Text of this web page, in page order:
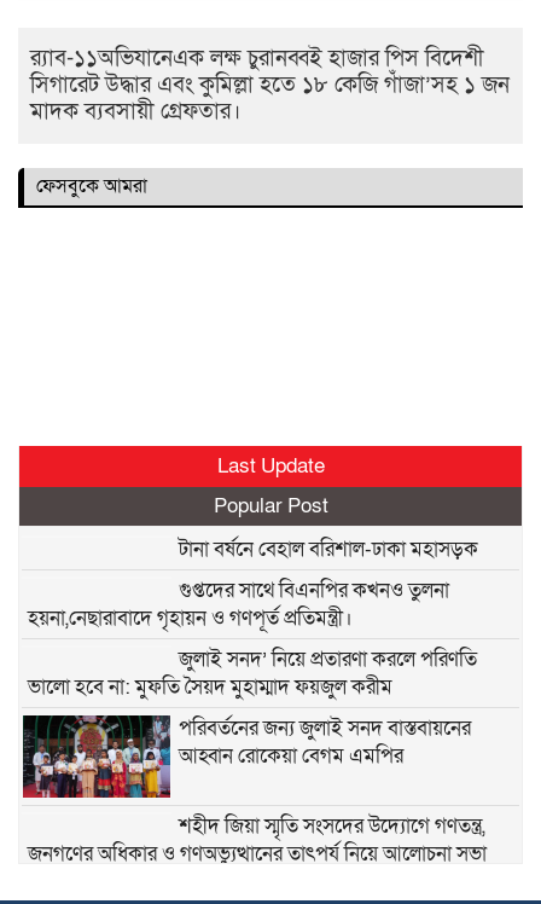
র‌্যাব-১১অভিযানেএক লক্ষ চুরানব্বই হাজার পিস বিদেশী
সিগারেট উদ্ধার এবং কুমিল্লা হতে ১৮ কেজি গাঁজা’সহ ১ জন
মাদক ব্যবসায়ী গ্রেফতার।
ফেসবুকে আমরা
Last Update
Popular Post
টানা বর্ষনে বেহাল বরিশাল-ঢাকা মহাসড়ক
গুপ্তদের সাথে বিএনপির কখনও তুলনা
হয়না,নেছারাবাদে গৃহায়ন ও গণপূর্ত প্রতিমন্ত্রী।
জুলাই সনদ’ নিয়ে প্রতারণা করলে পরিণতি
ভালো হবে না: মুফতি সৈয়দ মুহাম্মাদ ফয়জুল করীম
পরিবর্তনের জন্য জুলাই সনদ বাস্তবায়নের
আহ্বান রোকেয়া বেগম এমপির
শহীদ জিয়া স্মৃতি সংসদের উদ্যোগে গণতন্ত্র,
জনগণের অধিকার ও গণঅভ্যুত্থানের তাৎপর্য নিয়ে আলোচনা সভা